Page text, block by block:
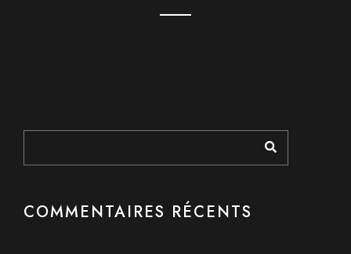
COMMENTAIRES RÉCENTS